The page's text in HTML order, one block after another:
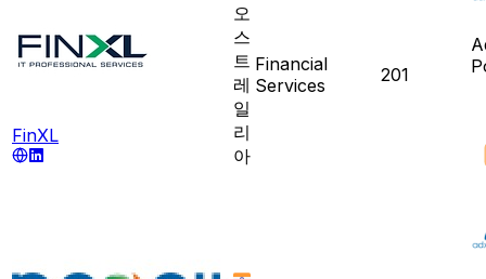
FinXL
오
스
트
레
일
리
아
Financial
Services
201